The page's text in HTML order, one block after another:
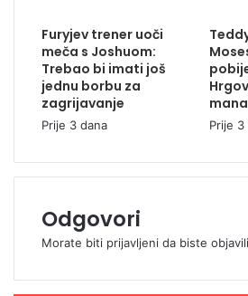
Furyjev trener uoči
meča s Joshuom:
Trebao bi imati još
jednu borbu za
zagrijavanje
Prije 3 dana
mana
Prije 3
Odgovori
Morate biti prijavljeni da biste